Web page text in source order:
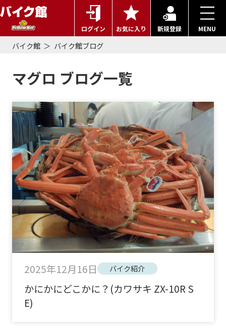
ログイン お気に入り 新規登録 MENU
バイク館 バイク館ブログ
マグロ ブログ一覧
2025年12月16日 バイク紹介
かにかにどこかに？(カワサキ ZX-10R S
E)